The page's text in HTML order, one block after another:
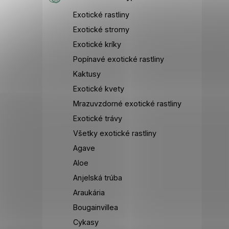
Exotické rastliny
Exotické stromy
Exotické kríky
Popínavé exotické rastliny
Kaktusy
Exotické kvety
Mrazuvzdorné exotické rastliny
Exotické trávy
Všetky exotické rastliny
Agave
Aloe
Anjelská trúba
Araukária
Bougainvillea
Cykasy